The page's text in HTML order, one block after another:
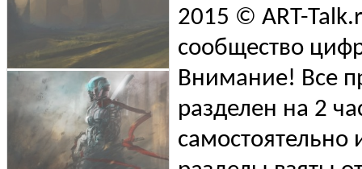
2015 © ART-
сообщество
Внимание! Все
разделен на 2
самостоятельно